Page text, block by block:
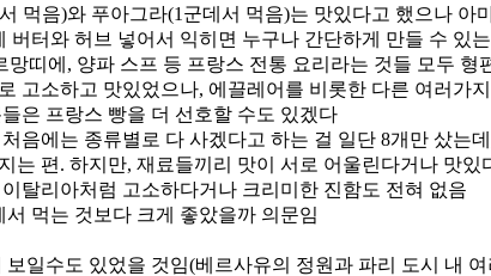
먹음)와 푸아그라(1군데서 먹음)는 맛있다고 했으나 아
터와 허브 넣어서 익히면 누구나 간단하게 만들 수 있
띠에, 양파 스프 등 프랑스 전통 요리라는 것들 모두 형
고소하고 맛있었으나, 에끌레어를 비롯한 다른 여러가
은 프랑스 빵을 더 선호할 수도 있겠다
음에는 종류별로 다 사겠다고 하는 걸 일단 8개만 샀는
는 편. 하지만, 재료들끼리 맛이 서로 어울린다거나 맛
탈리아처럼 고소하다거나 크리미한 진함도 전혀 없음
먹는 것보다 크게 좋았을까 의문임
일수도 있었을 것임(베르사유의 정원과 파리 도시 내